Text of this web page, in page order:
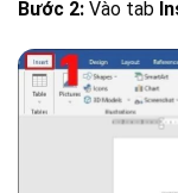
Bước 2: Vào tab